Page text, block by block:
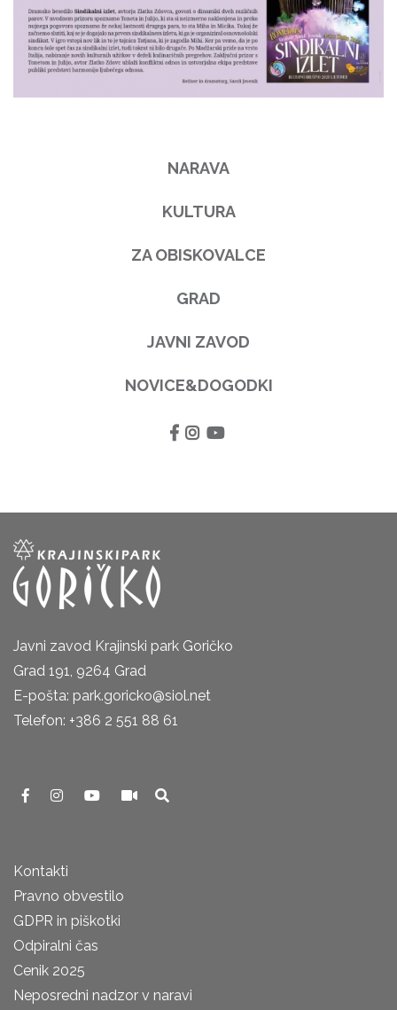
NARAVA
KULTURA
ZA OBISKOVALCE
GRAD
JAVNI ZAVOD
NOVICE&DOGODKI
Javni zavod Krajinski park Goričko
Grad 191, 9264 Grad
E-pošta: park.goricko@siol.net
Telefon: +386 2 551 88 61
Kontakti
Pravno obvestilo
GDPR in piškotki
Odpiralni čas
Cenik 2025
Neposredni nadzor v naravi